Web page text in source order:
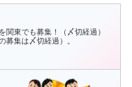
関東でも募集！（〆切経過）
募集は〆切経過）。